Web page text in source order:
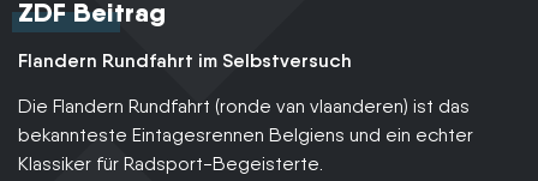
ZDF Beitrag
Flandern Rundfahrt im Selbstversuch
Die Flandern Rundfahrt (ronde van vlaanderen) ist das
bekannteste Eintagesrennen Belgiens und ein echter
Klassiker für Radsport-Begeisterte.